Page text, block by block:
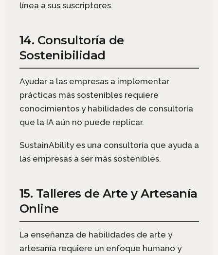
línea a sus suscriptores.
14. Consultoría de
Sostenibilidad
Ayudar a las empresas a implementar
prácticas más sostenibles requiere
conocimientos y habilidades de consultoría
que la IA aún no puede replicar.
SustainAbility es una consultoría que ayuda a
las empresas a ser más sostenibles.
15. Talleres de Arte y Artesanía
Online
La enseñanza de habilidades de arte y
artesanía requiere un enfoque humano y